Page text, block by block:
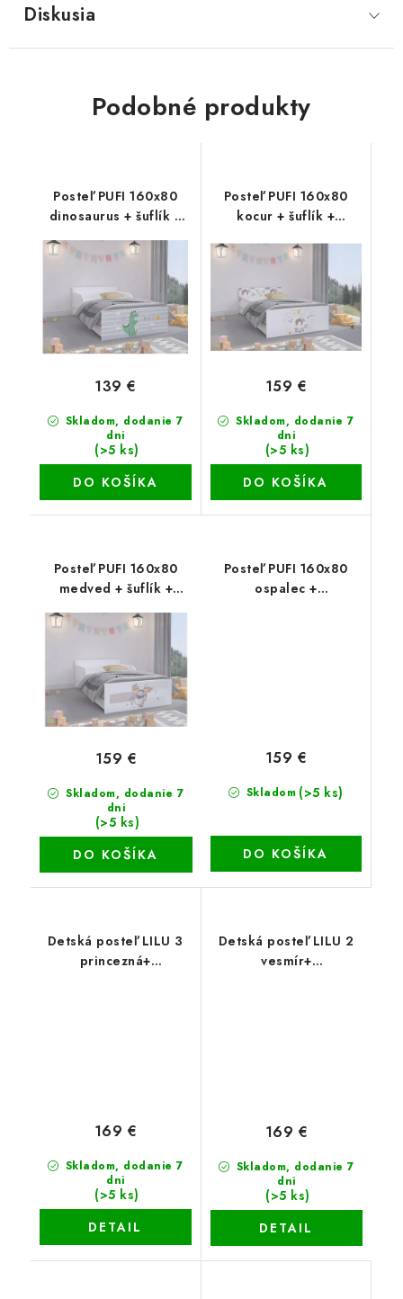
Diskusia
Podobné produkty
Posteľ PUFI 160x80
dinosaurus + šuflík +
matrac+rošt
Skladom, dodanie 7
dni
(>5 ks)
139 €
DO KOŠÍKA
Posteľ PUFI 160x80
kocur + šuflík +
Skladom, dodanie 7
dni
(>5 ks)
159 €
DO KOŠÍKA
Posteľ PUFI 160x80
medved + šuflík +
Skladom, dodanie 7
dni
(>5 ks)
159 €
DO KOŠÍKA
Posteľ PUFI 160x80
ospalec +
Skladom (>5 ks)
159 €
DO KOŠÍKA
Detská posteľ LILU 3
princezná+
Skladom, dodanie 7
dni
(>5 ks)
169 €
DETAIL
Detská posteľ LILU 2
vesmír+
Skladom, dodanie 7
dni
(>5 ks)
169 €
DETAIL